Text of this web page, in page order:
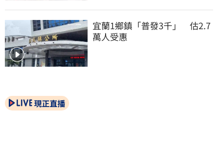
宜蘭1鄉鎮「普發3千」　估2.7
萬人受惠
現正直播